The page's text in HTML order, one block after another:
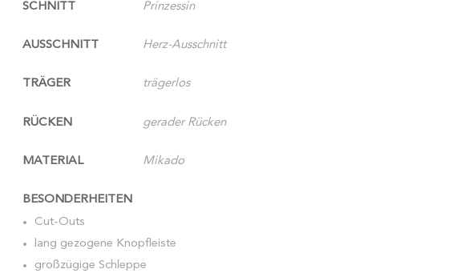
SCHNITT Prinzessin
AUSSCHNITT Herz-Ausschnitt
TRÄGER trägerlos
RÜCKEN gerader Rücken
MATERIAL Mikado
BESONDERHEITEN
Cut-Outs
lang gezogene Knopfleiste
großzügige Schleppe